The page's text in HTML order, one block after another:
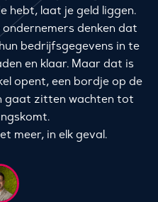
hebt, laat je geld liggen.
denken dat
bedrijfsgegevens in te
en klaar. Maar dat is
opent, een bordje op de
gaat zitten wachten tot
meer, in elk geval.